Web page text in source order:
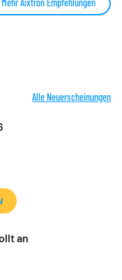
Mehr Aixtron Empfehlungen
Alle Neuerscheinungen
an